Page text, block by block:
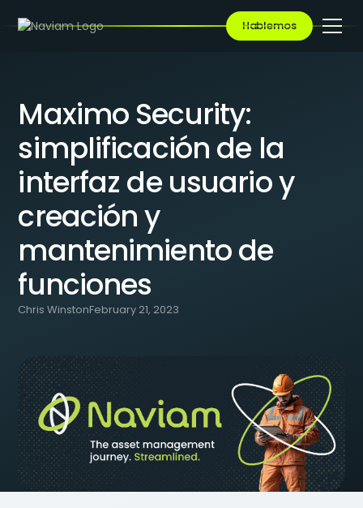
Hablemos
BLOG / MAXIMO SECURITY: SIMPLIFICACIÓN DE LA INTERFAZ DE
USUARIO Y CREACIÓN Y MANTENIMIENTO DE FUNCIONES
Maximo Security:
simplificación de la
interfaz de usuario y
creación y
mantenimiento de
funciones
Chris WinstonFebruary 21, 2023